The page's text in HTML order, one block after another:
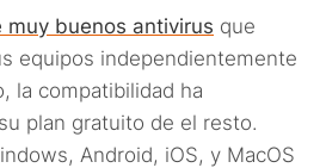
buenos antivirus que
equipos independientemente
la compatibilidad ha
plan gratuito de el resto.
Android, iOS, y MacOS